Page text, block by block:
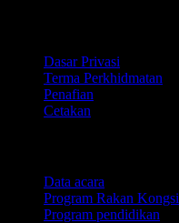
Dasar Privasi
Terma Perkhidmatan
Penafian
Cetakan
Data acara
Program Rakan Kongsi
Program pendidikan